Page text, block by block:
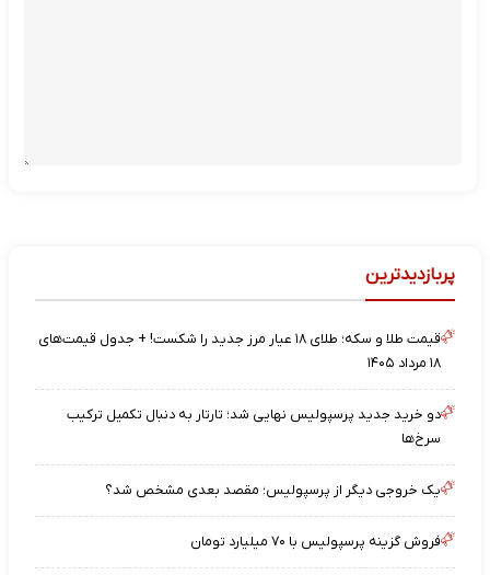
پربازدیدترین
قیمت طلا و سکه؛ طلای ۱۸ عیار مرز جدید را شکست! + جدول قیمت‌های
۱۸ مرداد ۱۴۰۵
دو خرید جدید پرسپولیس نهایی شد؛ تارتار به دنبال تکمیل ترکیب
سرخ‌ها
یک خروجی دیگر از پرسپولیس؛ مقصد بعدی مشخص شد؟
فروش گزینه پرسپولیس با ۷۰ میلیارد تومان